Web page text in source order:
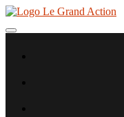
Aller
contenu
Toggle navigation